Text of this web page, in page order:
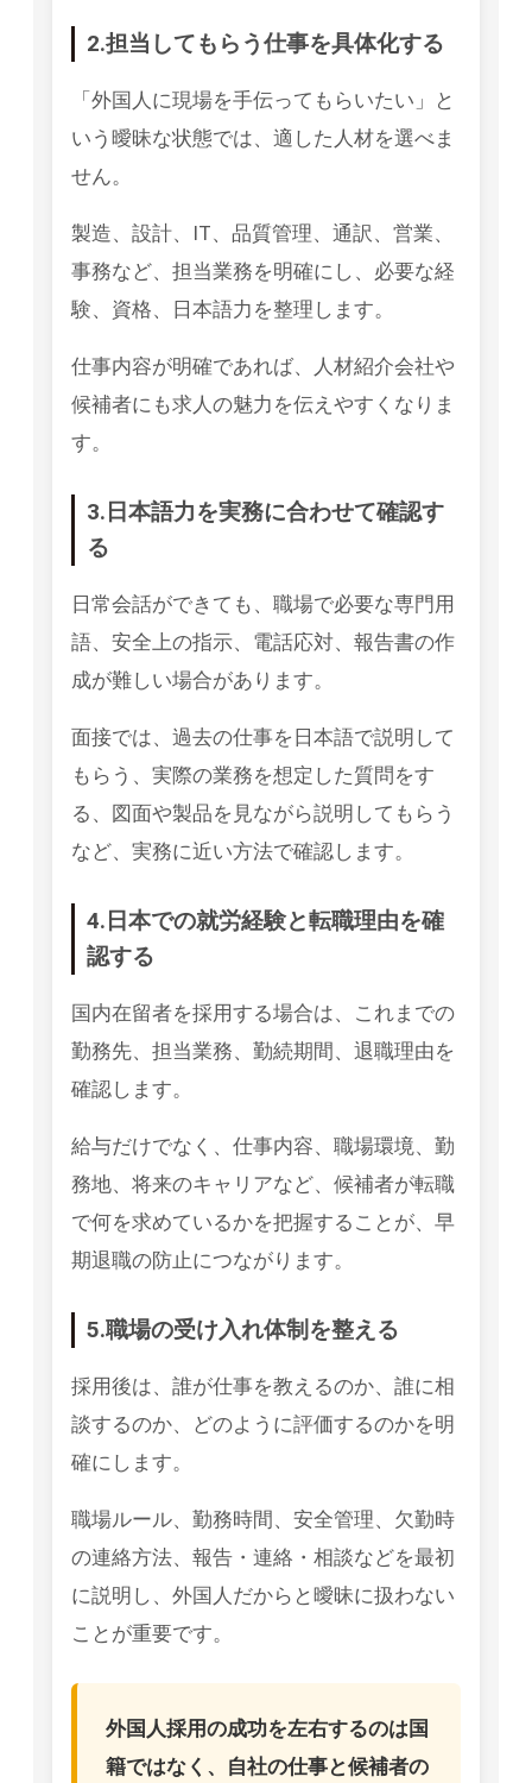
2.担当してもらう仕事を具体化する
「外国人に現場を手伝ってもらいたい」と
いう曖昧な状態では、適した人材を選べま
せん。
製造、設計、IT、品質管理、通訳、営業、
事務など、担当業務を明確にし、必要な経
験、資格、日本語力を整理します。
仕事内容が明確であれば、人材紹介会社や
候補者にも求人の魅力を伝えやすくなりま
す。
3.日本語力を実務に合わせて確認す
る
日常会話ができても、職場で必要な専門用
語、安全上の指示、電話応対、報告書の作
成が難しい場合があります。
面接では、過去の仕事を日本語で説明して
もらう、実際の業務を想定した質問をす
る、図面や製品を見ながら説明してもらう
など、実務に近い方法で確認します。
4.日本での就労経験と転職理由を確
認する
国内在留者を採用する場合は、これまでの
勤務先、担当業務、勤続期間、退職理由を
確認します。
給与だけでなく、仕事内容、職場環境、勤
務地、将来のキャリアなど、候補者が転職
で何を求めているかを把握することが、早
期退職の防止につながります。
5.職場の受け入れ体制を整える
採用後は、誰が仕事を教えるのか、誰に相
談するのか、どのように評価するのかを明
確にします。
職場ルール、勤務時間、安全管理、欠勤時
の連絡方法、報告・連絡・相談などを最初
に説明し、外国人だからと曖昧に扱わない
ことが重要です。
外国人採用の成功を左右するのは国
籍ではなく、自社の仕事と候補者の